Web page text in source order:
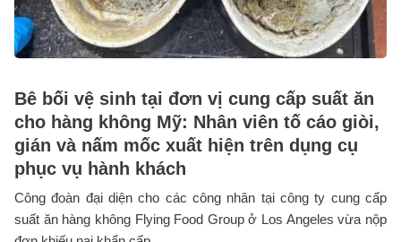
Bê bối vệ sinh tại đơn vị cung cấp suất ăn
cho hàng không Mỹ: Nhân viên tố cáo giòi,
gián và nấm mốc xuất hiện trên dụng cụ
phục vụ hành khách
Công đoàn đại diện cho các công nhân tại công ty cung cấp
suất ăn hàng không Flying Food Group ở Los Angeles vừa nộp